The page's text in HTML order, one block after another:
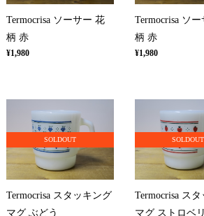
Termocrisa ソーサー 花
柄 赤
¥1,980
Termocrisa ソ
柄 赤
¥1,980
SOLDOUT
Termocrisa スタッキング
マグ ぶどう
SOLDOUT
Termocrisa ス
マグ ストロベ